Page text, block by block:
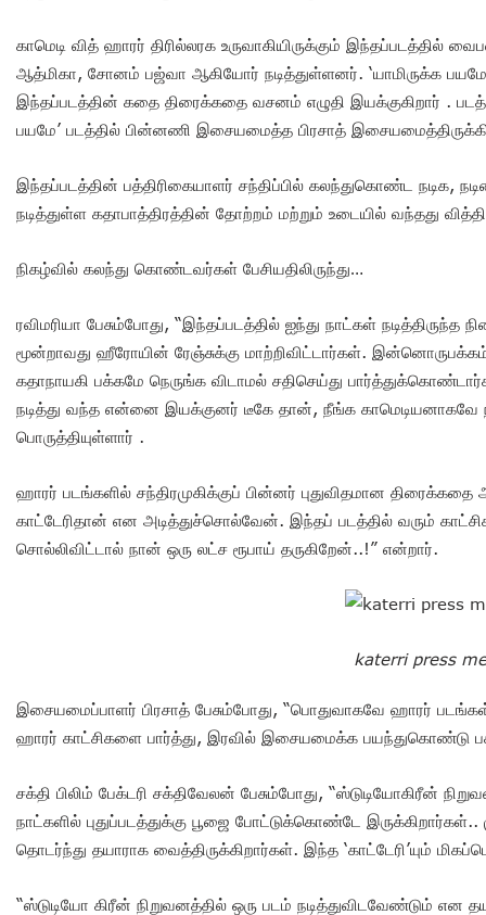
காமெடி வித் ஹாரர் திரில்லரக உருவாகியிருக்கும் இந்தப்படத்தில்
ஆத்மிகா, சோனம் பஜ்வா ஆகியோர் நடித்துள்ளனர். ‘யாமிருக்க
இந்தப்படத்தின் கதை திரைக்கதை வசனம் எழுதி இயக்குகிறார் .
பயமே’ படத்தில் பின்னணி இசையமைத்த பிரசாத்
இந்தப்படத்தின் பத்திரிகையாளர் சந்திப்பில் கலந்துகொண்ட நடிக,
நடித்துள்ள கதாபாத்திரத்தின் தோற்றம் மற்றும் உடையில் வந்தது
நிகழ்வில் கலந்து கொண்டவர்கள் பேசியதிலிருந்து…
ரவிமரியா பேசும்போது, “இந்தப்படத்தில் ஐந்து நாட்கள்
மூன்றாவது ஹீரோயின் ரேஞ்சுக்கு மாற்றிவிட்டார்கள்.
கதாநாயகி பக்கமே நெருங்க விடாமல் சதிசெய்து
நடித்து வந்த என்னை இயக்குனர் டீகே தான், நீங்க காமெடியனாகவே
பொருத்தியுள்ளார் .
ஹாரர் படங்களில் சந்திரமுகிக்குப் பின்னர் புதுவிதமான
காட்டேரிதான் என அடித்துச்சொல்வேன். இந்தப் படத்தில் வரும்
சொல்லிவிட்டால் நான் ஒரு லட்ச ரூபாய் தருகிறேன்..!” என்றார்.
katerri press
இசையமைப்பாளர் பிரசாத் பேசும்போது, “பொதுவாகவே ஹாரர்
ஹாரர் காட்சிகளை பார்த்து, இரவில் இசையமைக்க
சக்தி பிலிம் பேக்டரி சக்திவேலன் பேசும்போது, “ஸ்டுடியோகிரீன்
நாட்களில் புதுப்படத்துக்கு பூஜை போட்டுக்கொண்டே
தொடர்ந்து தயாராக வைத்திருக்கிறார்கள். இந்த ‘காட்டேரி’யும்
“ஸ்டுடியோ கிரீன் நிறுவனத்தில் ஒரு படம் நடித்துவிடவேண்டும் என